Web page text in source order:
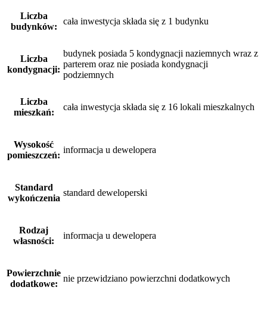
Liczba
budynków:
cała inwestycja składa się z 1 budynku
Liczba
kondygnacji:
budynek posiada 5 kondygnacji naziemnych wraz z
parterem oraz nie posiada kondygnacji
podziemnych
Liczba
mieszkań:
cała inwestycja składa się z 16 lokali mieszkalnych
Wysokość
pomieszczeń:
informacja u dewelopera
Standard
wykończenia
standard deweloperski
Rodzaj
własności:
informacja u dewelopera
Powierzchnie
dodatkowe:
nie przewidziano powierzchni dodatkowych